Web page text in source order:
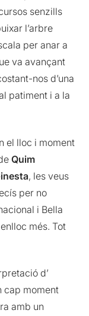
senzills
l’arbre
per anar a
va avançant
nos d’una
patiment i a la
el lloc i moment
Quim
, les veus
per no
i Bella
més. Tot
d’
cap moment
amb un